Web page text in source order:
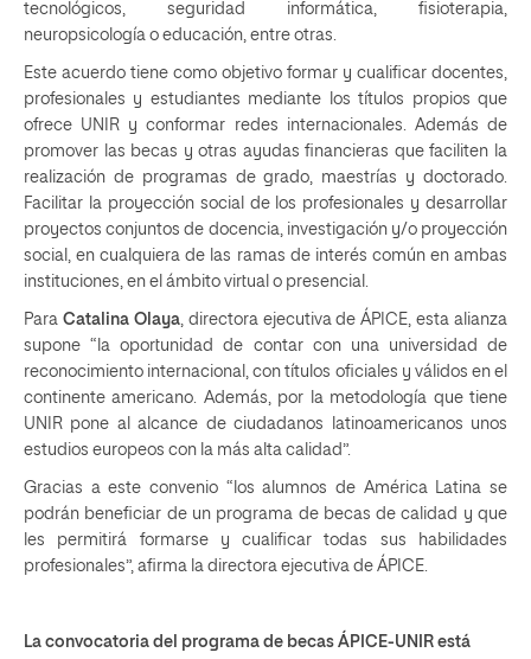
tecnológicos, seguridad informática, fisioterapia,
neuropsicología o educación, entre otras.
Este acuerdo tiene como objetivo formar y cualificar docentes,
profesionales y estudiantes mediante los títulos propios que
ofrece UNIR y conformar redes internacionales. Además de
promover las becas y otras ayudas financieras que faciliten la
realización de programas de grado, maestrías y doctorado.
Facilitar la proyección social de los profesionales y desarrollar
proyectos conjuntos de docencia, investigación y/o proyección
social, en cualquiera de las ramas de interés común en ambas
instituciones, en el ámbito virtual o presencial.
Para Catalina Olaya, directora ejecutiva de ÁPICE, esta alianza
supone “la oportunidad de contar con una universidad de
reconocimiento internacional, con títulos oficiales y válidos en el
continente americano. Además, por la metodología que tiene
UNIR pone al alcance de ciudadanos latinoamericanos unos
estudios europeos con la más alta calidad”.
Gracias a este convenio “los alumnos de América Latina se
podrán beneficiar de un programa de becas de calidad y que
les permitirá formarse y cualificar todas sus habilidades
profesionales”, afirma la directora ejecutiva de ÁPICE.
La convocatoria del programa de becas ÁPICE-UNIR está